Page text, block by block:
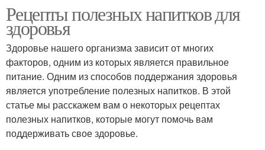
Рецепты полезных напитков для
здоровья
Здоровье нашего организма зависит от многих
факторов, одним из которых является правильное
питание. Одним из способов поддержания здоровья
является употребление полезных напитков. В этой
статье мы расскажем вам о некоторых рецептах
полезных напитков, которые могут помочь вам
поддерживать свое здоровье.